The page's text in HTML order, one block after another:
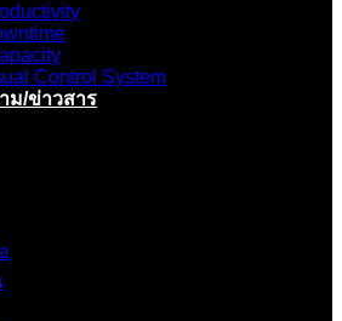
Control System
ม/ข่าวสาร